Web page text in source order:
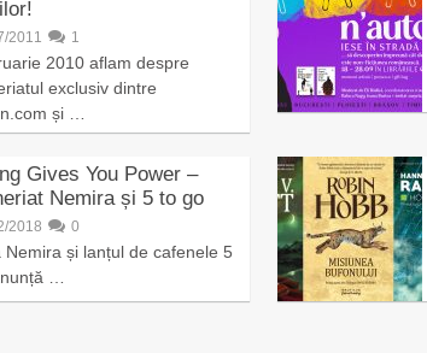
2011 1
2010 aflam despre
exclusiv dintre
și …
Gives You Power –
Nemira și 5 to go
2018 0
Nemira și lanțul de cafenele 5
…